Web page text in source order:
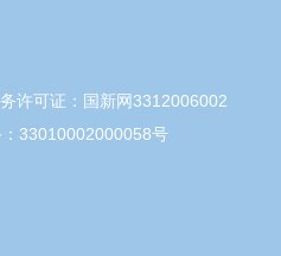
许可证：国新网3312006002
33010002000058号